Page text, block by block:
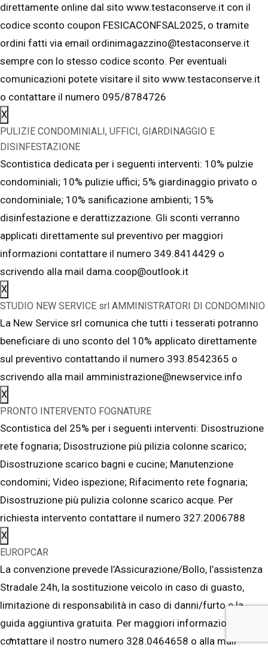
direttamente online dal sito www.testaconserve.it con il
codice sconto coupon FESICACONFSAL2025, o tramite
ordini fatti via email ordinimagazzino@testaconserve.it
sempre con lo stesso codice sconto. Per eventuali
comunicazioni potete visitare il sito www.testaconserve.it
o contattare il numero 095/8784726
X
PULIZIE CONDOMINIALI, UFFICI, GIARDINAGGIO E
DISINFESTAZIONE
Scontistica dedicata per i seguenti interventi: 10% pulzie
condominiali; 10% pulizie uffici; 5% giardinaggio privato o
condominiale; 10% sanificazione ambienti; 15%
disinfestazione e derattizzazione. Gli sconti verranno
applicati direttamente sul preventivo per maggiori
informazioni contattare il numero 349.8414429 o
scrivendo alla mail dama.coop@outlook.it
X
STUDIO NEW SERVICE srl AMMINISTRATORI DI CONDOMINIO
La New Service srl comunica che tutti i tesserati potranno
beneficiare di uno sconto del 10% applicato direttamente
sul preventivo contattando il numero 393.8542365 o
scrivendo alla mail amministrazione@newservice.info
X
PRONTO INTERVENTO FOGNATURE
Scontistica del 25% per i seguenti interventi: Disostruzione
rete fognaria; Disostruzione più pilizia colonne scarico;
Disostruzione scarico bagni e cucine; Manutenzione
condomini; Video ispezione; Rifacimento rete fognaria;
Disostruzione più pulizia colonne scarico acque. Per
richiesta intervento contattare il numero 327.2006788
X
EUROPCAR
La convenzione prevede l’Assicurazione/Bollo, l’assistenza
Stradale 24h, la sostituzione veicolo in caso di guasto,
limitazione di responsabilità in caso di danni/furto e la
guida aggiuntiva gratuita. Per maggiori informazioni
contattare il nostro numero 328.0464658 o alla mail